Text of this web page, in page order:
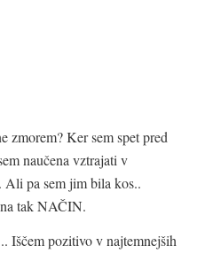
zmorem? Ker sem spet pred
naučena vztrajati v
Ali pa sem jim bila kos..
na tak NAČIN.
Iščem pozitivo v najtemnejših